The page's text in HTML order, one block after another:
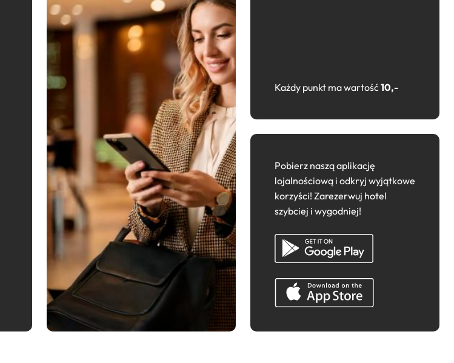
Każdy punkt ma wartość10,-
Pobierz naszą aplikację
lojalnościową i odkryj wyjątkowe
korzyści! Zarezerwuj hotel
szybciej i wygodniej!